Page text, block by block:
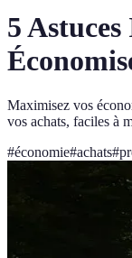
5
Maximisez vos
vos achats, faciles à
#économie#achats#